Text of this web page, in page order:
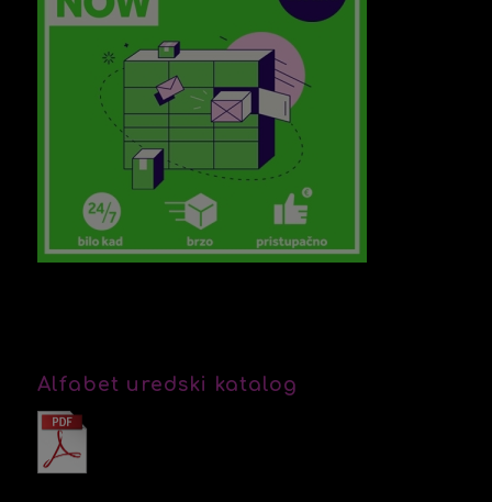
Alfabet uredski katalog